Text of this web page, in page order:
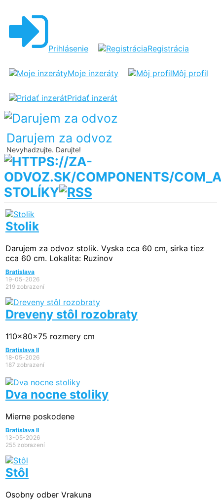
Prihlásenie Registrácia
Moje inzeráty Môj profil
Pridať inzerát
Darujem za odvoz
Nevyhadzujte. Darujte!
STOLÍKY
Stolik
Darujem za odvoz stolik. Vyska cca 60 cm, sirka tiez
cca 60 cm. Lokalita: Ruzinov
Bratislava
19-05-2026
219 zobrazení
Dreveny stôl rozobraty
110x80x75 rozmery cm
Bratislava II
18-05-2026
187 zobrazení
Dva nocne stoliky
Mierne poskodene
Bratislava II
13-05-2026
255 zobrazení
Stôl
Osobny odber Vrakuna